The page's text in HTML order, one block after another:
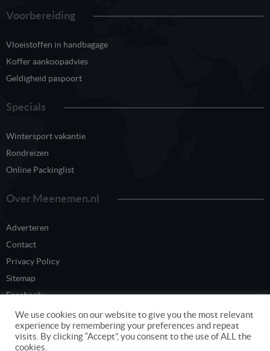
Voorbereiding
Vloeistoffen in handbagage
Koffer aankoopadvies
Geldigheid paspoort
Specials
Wintersport vakantie
Rondreizen
Online Packinglist
Over Meenemen.nl
Adverteren
Contact
Privacy Policy
Sitemap
Facebook
Twitter
We use cookies on our website to give you the most relevant
experience by remembering your preferences and repeat
visits. By clicking “Accept”, you consent to the use of ALL the
cookies.